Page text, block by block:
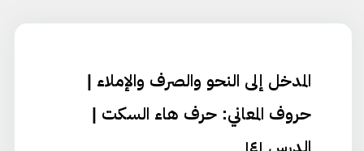
المدخل إلى النحو والصرف والإملاء |
حروف المعاني: حرف هاء السكت |
الدرس ١٤١